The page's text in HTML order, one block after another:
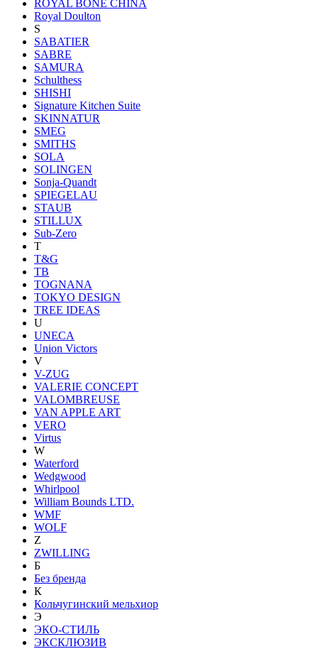
ROYAL BONE CHINA
Royal Doulton
S
SABATIER
SABRE
SAMURA
Schulthess
SHISHI
Signature Kitchen Suite
SKINNATUR
SMEG
SMITHS
SOLA
SOLINGEN
Sonja-Quandt
SPIEGELAU
STAUB
STILLUX
Sub-Zero
T
T&G
TB
TOGNANA
TOKYO DESIGN
TREE IDEAS
U
UNECA
Union Victors
V
V-ZUG
VALERIE CONCEPT
VALOMBREUSE
VAN APPLE ART
VERO
Virtus
W
Waterford
Wedgwood
Whirlpool
William Bounds LTD.
WMF
WOLF
Z
ZWILLING
Б
Без бренда
К
Кольчугинский мельхиор
Э
ЭКО-СТИЛЬ
ЭКСКЛЮЗИВ